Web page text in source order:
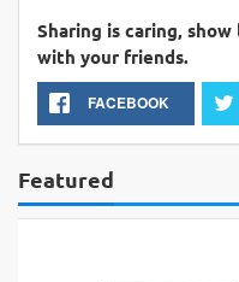
Sharing is caring,
with your friends.
FACEBOOK
Featured